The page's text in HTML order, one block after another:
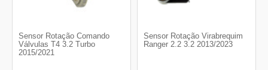
Sensor Rotação Comando
Válvulas T4 3.2 Turbo
2015/2021
Sensor Rotação Virabrequim
Ranger 2.2 3.2 2013/2023